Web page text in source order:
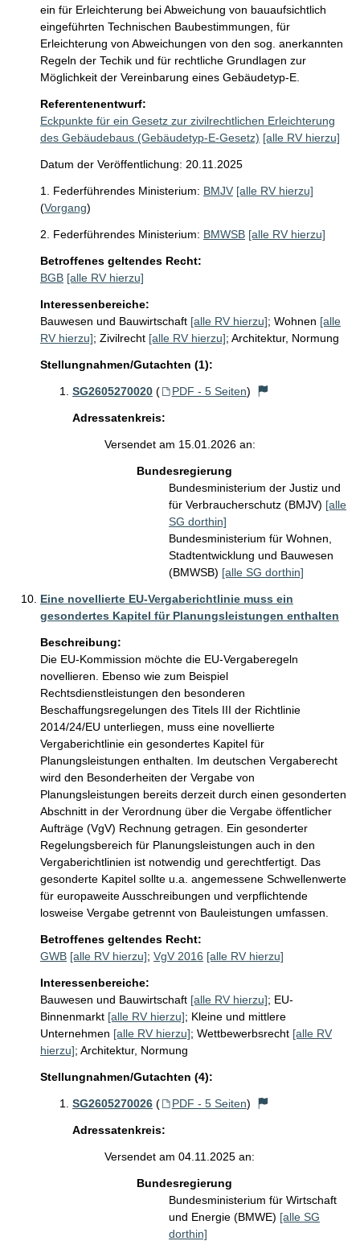
ein für Erleichterung bei Abweichung von bauaufsichtlich
eingeführten Technischen Baubestimmungen, für
Erleichterung von Abweichungen von den sog. anerkannten
Regeln der Techik und für rechtliche Grundlagen zur
Möglichkeit der Vereinbarung eines Gebäudetyp-E.
Referentenentwurf:
Eckpunkte für ein Gesetz zur zivilrechtlichen Erleichterung
des Gebäudebaus (Gebäudetyp-E-Gesetz) [alle RV hierzu]
Datum der Veröffentlichung: 20.11.2025
1. Federführendes Ministerium: BMJV [alle RV hierzu]
(Vorgang)
2. Federführendes Ministerium: BMWSB [alle RV hierzu]
Betroffenes geltendes Recht:
BGB [alle RV hierzu]
Interessenbereiche:
Bauwesen und Bauwirtschaft [alle RV hierzu]; Wohnen [alle
RV hierzu]; Zivilrecht [alle RV hierzu]; Architektur, Normung
Stellungnahmen/Gutachten (1):
SG2605270020 ( PDF - 5 Seiten)
Adressatenkreis:
Versendet am 15.01.2026 an:
Bundesregierung
Bundesministerium der Justiz und
für Verbraucherschutz (BMJV) [alle
SG dorthin]
Bundesministerium für Wohnen,
Stadtentwicklung und Bauwesen
(BMWSB) [alle SG dorthin]
Eine novellierte EU-Vergaberichtlinie muss ein
gesondertes Kapitel für Planungsleistungen enthalten
Beschreibung:
Die EU-Kommission möchte die EU-Vergaberegeln
novellieren. Ebenso wie zum Beispiel
Rechtsdienstleistungen den besonderen
Beschaffungsregelungen des Titels III der Richtlinie
2014/24/EU unterliegen, muss eine novellierte
Vergaberichtlinie ein gesondertes Kapitel für
Planungsleistungen enthalten. Im deutschen Vergaberecht
wird den Besonderheiten der Vergabe von
Planungsleistungen bereits derzeit durch einen gesonderten
Abschnitt in der Verordnung über die Vergabe öffentlicher
Aufträge (VgV) Rechnung getragen. Ein gesonderter
Regelungsbereich für Planungsleistungen auch in den
Vergaberichtlinien ist notwendig und gerechtfertigt. Das
gesonderte Kapitel sollte u.a. angemessene Schwellenwerte
für europaweite Ausschreibungen und verpflichtende
losweise Vergabe getrennt von Bauleistungen umfassen.
Betroffenes geltendes Recht:
GWB [alle RV hierzu]; VgV 2016 [alle RV hierzu]
Interessenbereiche:
Bauwesen und Bauwirtschaft [alle RV hierzu]; EU-
Binnenmarkt [alle RV hierzu]; Kleine und mittlere
Unternehmen [alle RV hierzu]; Wettbewerbsrecht [alle RV
hierzu]; Architektur, Normung
Stellungnahmen/Gutachten (4):
SG2605270026 ( PDF - 5 Seiten)
Adressatenkreis:
Versendet am 04.11.2025 an:
Bundesregierung
Bundesministerium für Wirtschaft
und Energie (BMWE) [alle SG
dorthin]